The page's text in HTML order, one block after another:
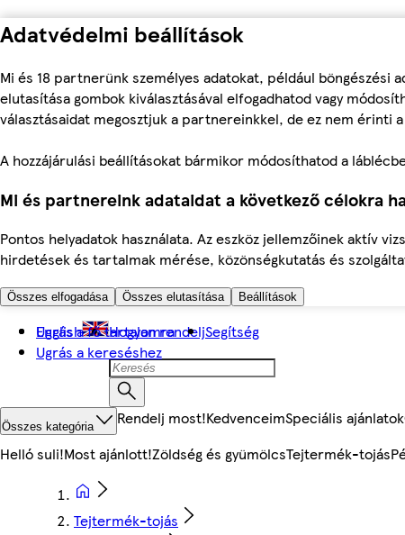
Adatvédelmi beállítások
Mi és 18 partnerünk személyes adatokat, például böngészési
elutasítása gombok kiválasztásával elfogadhatod vagy
választásaidat megosztjuk a partnereinkkel, de ez nem érinti
A hozzájárulási beállításokat bármikor módosíthatod a
Mi és partnereink adataidat a következő célokra
Pontos helyadatok használata. Az eszköz jellemzőinek aktív
hirdetések és tartalmak mérése, közönségkutatás és
Összes elfogadása Összes elutasítása Beállítások
Ugrás a fő tartalomra
Ugrás a kereséshez
English Hogyan rendeljSegítség
Összes kategória Rendelj most!KedvenceimSpeciális ajánlatok
Helló suli!Most ajánlott!Zöldség és gyümölcsTejtermék-tojás
Tejtermék-tojás